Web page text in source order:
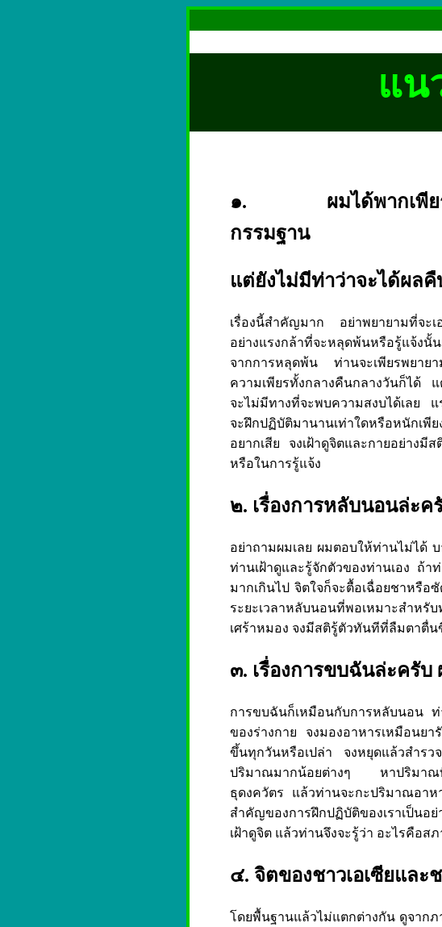
แน
๑. ผมได้พากเพียรอ
กรรมฐาน
แต่ยังไม่มีท่าว่าจะได้ผลคื
เรื่องนี้สำคัญมาก อย่าพยายามที่จะ
อย่างแรงกล้าที่จะหลุดพ้นหรือรู้แจ้ง
จากการหลุดพ้น ท่านจะเพียรพยาย
ความเพียรทั้งกลางคืนกลางวันก็ได้
จะไม่มีทางที่จะพบความสงบได้เลย แ
จะฝึกปฏิบัติมานานเท่าใดหรือหนักเพี
อยากเสีย จงเฝ้าดูจิตและกายอย่าง
หรือในการรู้แจ้ง
๒. เรื่องการหลับนอนล่ะค
อย่าถามผมเลย ผมตอบให้ท่านไม่ไ
ท่านเฝ้าดูและรู้จักตัวของท่านเอง ถ้
มากเกินไป จิตใจก็จะตื้อเฉื่อยชาหรือ
ระยะเวลาหลับนอนที่พอเหมาะสำห
เศร้าหมอง จงมีสติรู้ตัวทันทีที่ลืมตาตื่
๓. เรื่องการขบฉันล่ะครับ
การขบฉันก็เหมือนกับการหลับนอน ท่
ของร่างกาย จงมองอาหารเหมือนย
ขึ้นทุกวันหรือเปล่า จงหยุดแล้วสำรว
ปริมาณมากน้อยต่างๆ หาปริมาณที่พ
ธุดงควัตร แล้วท่านจะกะปริมาณอาห
สำคัญของการฝึกปฏิบัติของเราเป็นอ
เฝ้าดูจิต แล้วท่านจึงจะรู้ว่า อะไรคือ
๔. จิตของชาวเอเซียแล
โดยพื้นฐานแล้วไม่แตกต่างกัน ดูจาก